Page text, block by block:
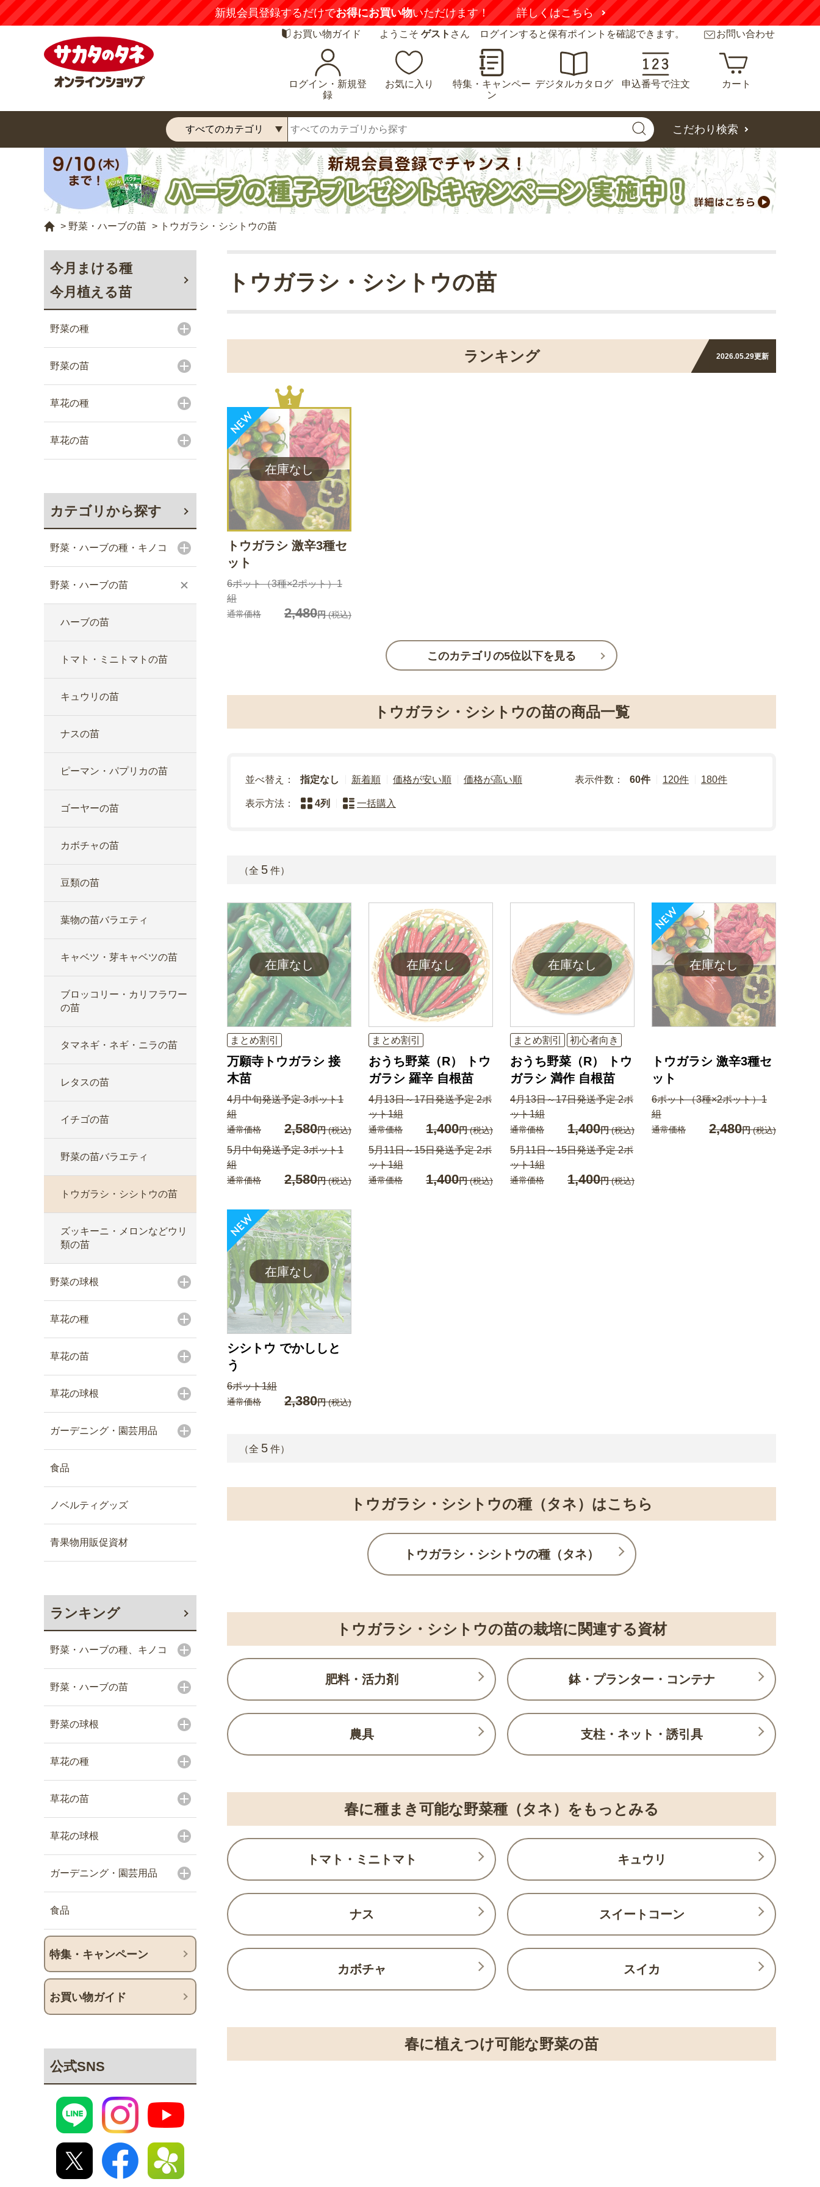
新規会員登録するだけでお得にお買い物いただけます！ 詳しくはこちら
お買い物ガイド ようこそ ゲスト さん ログインすると保有ポイントを確認できます。 お問い合わせ
ログイン・新規登
録
お気に入り
特集・キャンペー
ン
デジタルカタログ 申込番号で注文 カート
こだわり検索
> 野菜・ハーブの苗 > トウガラシ・シシトウの苗
今月まける種
今月植える苗
野菜の種
野菜の苗
草花の種
草花の苗
カテゴリから探す
野菜・ハーブの種・キノコ
野菜・ハーブの苗
ハーブの苗
トマト・ミニトマトの苗
キュウリの苗
ナスの苗
ピーマン・パプリカの苗
ゴーヤーの苗
カボチャの苗
豆類の苗
葉物の苗バラエティ
キャベツ・芽キャベツの苗
ブロッコリー・カリフラワー
の苗
タマネギ・ネギ・ニラの苗
レタスの苗
イチゴの苗
野菜の苗バラエティ
トウガラシ・シシトウの苗
ズッキーニ・メロンなどウリ
類の苗
野菜の球根
草花の種
草花の苗
草花の球根
ガーデニング・園芸用品
食品
ノベルティグッズ
青果物用販促資材
ランキング
野菜・ハーブの種、キノコ
野菜・ハーブの苗
野菜の球根
草花の種
草花の苗
草花の球根
ガーデニング・園芸用品
食品
特集・キャンペーン
お買い物ガイド
公式SNS
トウガラシ・シシトウの苗
ランキング 2026.05.29更新
1
トウガラシ 激辛3種セ
ット
6ポット（3種×2ポット）1
組
通常価格 2,480円(税込)
このカテゴリの5位以下を見る
トウガラシ・シシトウの苗の商品一覧
並べ替え： 指定なし 新着順 価格が安い順 価格が高い順 表示件数： 60件 120件 180件
表示方法： 4列 一括購入
（全 5 件）
まとめ割引
万願寺トウガラシ 接
木苗
4月中旬発送予定 3ポット1
組
通常価格 2,580円(税込)
5月中旬発送予定 3ポット1
組
通常価格 2,580円(税込)
まとめ割引
おうち野菜（R） トウ
ガラシ 羅辛 自根苗
4月13日～17日発送予定 2ポ
ット1組
通常価格 1,400円(税込)
5月11日～15日発送予定 2ポ
ット1組
通常価格 1,400円(税込)
まとめ割引 初心者向き
おうち野菜（R） トウ
ガラシ 満作 自根苗
4月13日～17日発送予定 2ポ
ット1組
通常価格 1,400円(税込)
5月11日～15日発送予定 2ポ
ット1組
通常価格 1,400円(税込)
トウガラシ 激辛3種セ
ット
6ポット（3種×2ポット）1
組
通常価格 2,480円(税込)
シシトウ でかししと
う
6ポット1組
通常価格 2,380円(税込)
（全 5 件）
トウガラシ・シシトウの種（タネ）はこちら
トウガラシ・シシトウの種（タネ）
トウガラシ・シシトウの苗の栽培に関連する資材
肥料・活力剤 鉢・プランター・コンテナ
農具 支柱・ネット・誘引具
春に種まき可能な野菜種（タネ）をもっとみる
トマト・ミニトマト キュウリ
ナス スイートコーン
カボチャ スイカ
春に植えつけ可能な野菜の苗